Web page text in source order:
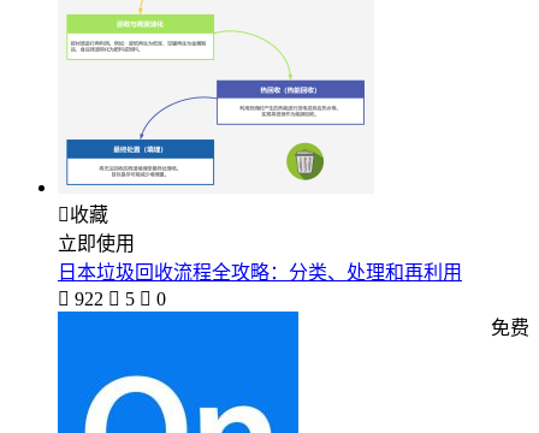
收藏
立即使用
日本垃圾回收流程全攻略：分类、处理和再利用
 922  5  0
免费